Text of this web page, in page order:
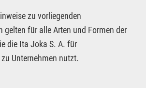
zu vorliegenden
gelten für alle Arten und Formen der
die Ita Joka S. A. für
Unternehmen nutzt.